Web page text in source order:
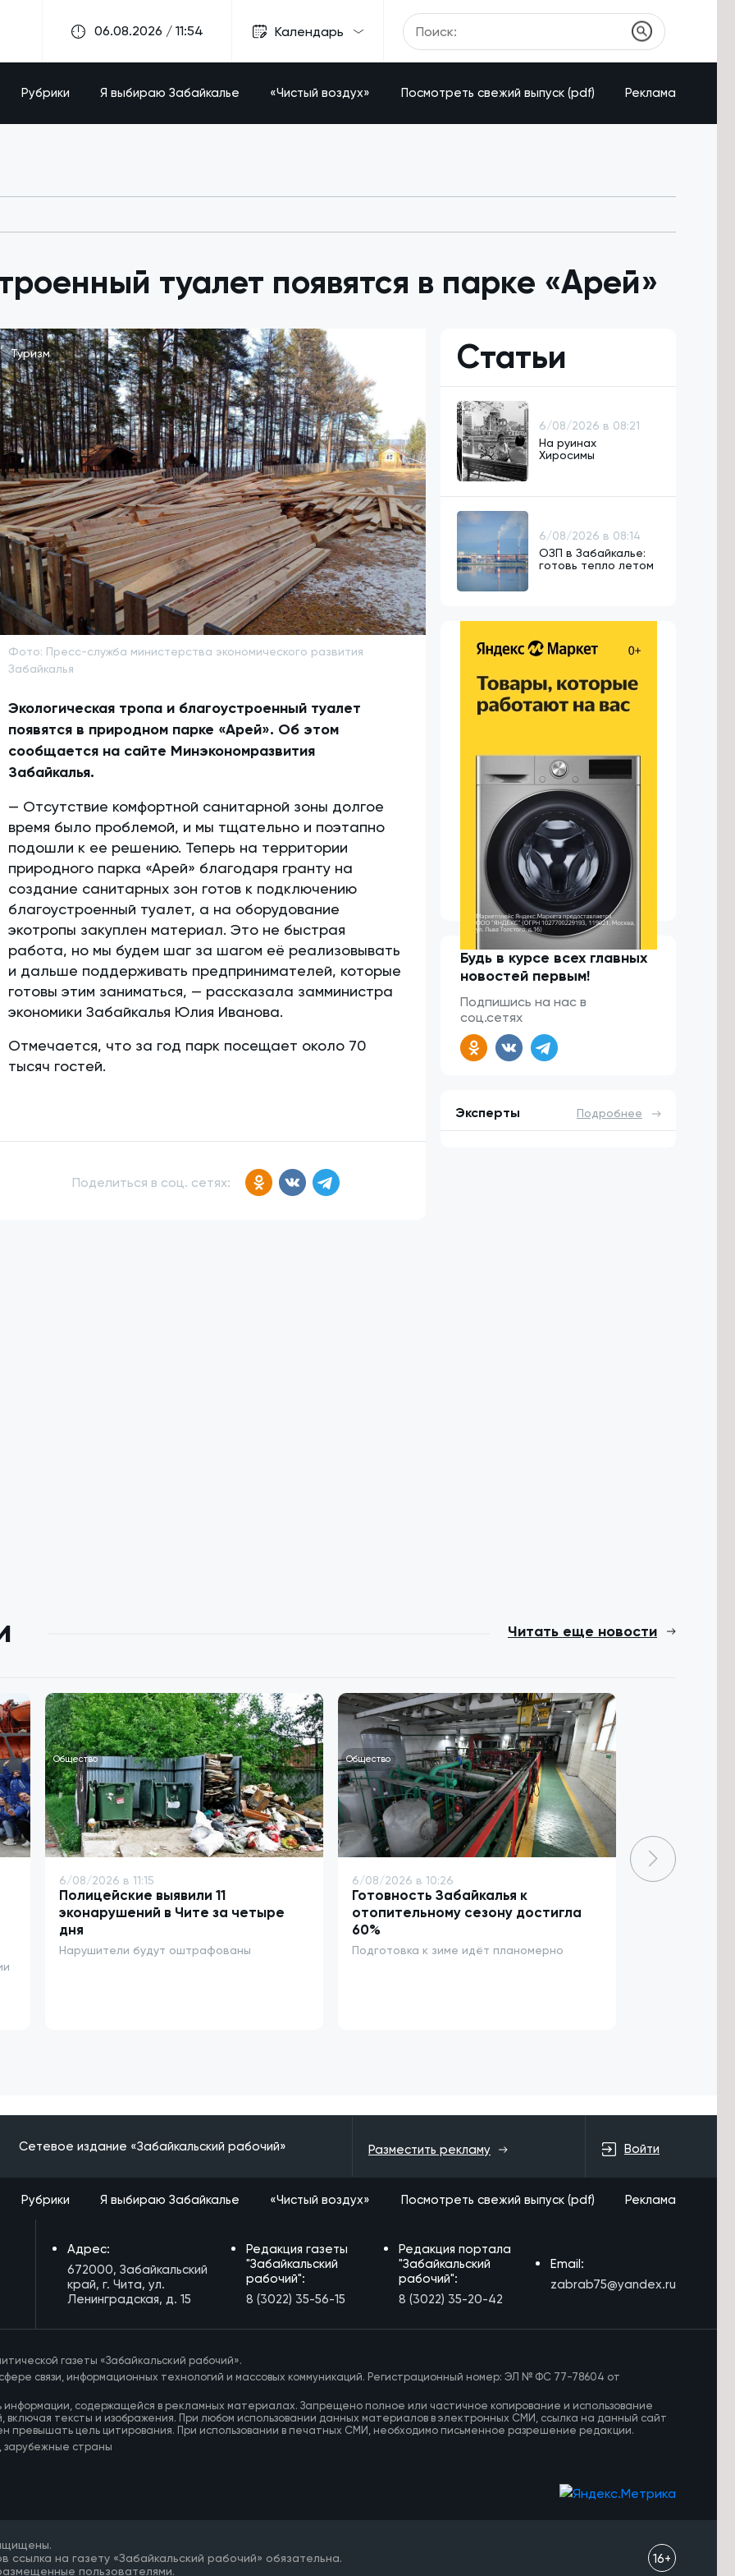
06.08.2026 / 11:54 Календарь
Рубрики Я выбираю Забайкалье «Чистый воздух» Посмотреть свежий выпуск (pdf) Реклама
туалет появятся в парке «Арей»
Туризм
Фото: Пресс-служба министерства экономического развития
Забайкалья
Экологическая тропа и благоустроенный туалет
появятся в природном парке «Арей». Об этом
сообщается на сайте Минэкономразвития
Забайкалья.
— Отсутствие комфортной санитарной зоны долгое
время было проблемой, и мы тщательно и поэтапно
подошли к ее решению. Теперь на территории
природного парка «Арей» благодаря гранту на
создание санитарных зон готов к подключению
благоустроенный туалет, а на оборудование
экотропы закуплен материал. Это не быстрая
работа, но мы будем шаг за шагом её реализовывать
и дальше поддерживать предпринимателей, которые
готовы этим заниматься, — рассказала замминистра
экономики Забайкалья Юлия Иванова.
Отмечается, что за год парк посещает около 70
тысяч гостей.
Поделиться в соц. сетях:
Статьи
6/08/2026 в 08:21
На руинах
Хиросимы
6/08/2026 в 08:14
ОЗП в Забайкалье:
готовь тепло летом
Будь в курсе всех главных
новостей первым!
Подпишись на нас в
соц.сетях
Эксперты Подробнее
Читать еще новости
Общество
6/08/2026 в 11:15
Полицейские выявили 11
эконарушений в Чите за четыре
дня
Нарушители будут оштрафованы
Общество
6/08/2026 в 10:26
Готовность Забайкалья к
отопительному сезону достигла
60%
Подготовка к зиме идёт планомерно
6/08/2026 в
Сетевое издание «Забайкальский рабочий» Разместить рекламу Войти
Рубрики Я выбираю Забайкалье «Чистый воздух» Посмотреть свежий выпуск (pdf) Реклама
Адрес:
672000, Забайкальский
край, г. Чита, ул.
Ленинградская, д. 15
Редакция газеты
"Забайкальский
рабочий":
8 (3022) 35-56-15
Редакция портала
"Забайкальский
рабочий":
8 (3022) 35-20-42
Email:
zabrab75@yandex.ru
газеты «Забайкальский рабочий».
связи, информационных технологий и массовых коммуникаций. Регистрационный номер: ЭЛ № ФС 77-78604 от
информации, содержащейся в рекламных материалах. Запрещено полное или частичное копирование и использование
тексты и изображения. При любом использовании данных материалов в электронных СМИ, ссылка на данный сайт
превышать цель цитирования. При использовании в печатных СМИ, необходимо письменное разрешение редакции.
зарубежные страны
на газету «Забайкальский рабочий» обязательна.
пользователями.
16+